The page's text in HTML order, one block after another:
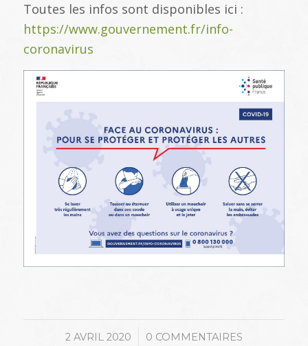
Toutes les infos sont disponibles ici :
https://www.gouvernement.fr/info-
coronavirus
2 AVRIL 2020
/ 0 COMMENTAIRES